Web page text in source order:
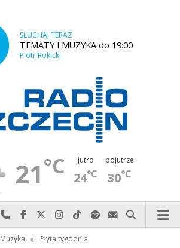
SŁUCHAJ TERAZ
TEMATY I MUZYKA do 19:00
Piotr Rokicki
21°C jutro
24°C
pojutrze
30°C
Najlepiej po prostu do nas zadzwoń
Odwiedź nas na Facebook-u
Odwiedź nas na X
Odwiedź nas na Instagram-ie
Odwiedź nas na TikTok-u
Szukaj nas na Spotify
Wyślij do nas
Szukaj
Muzyka » Płyta tygodnia